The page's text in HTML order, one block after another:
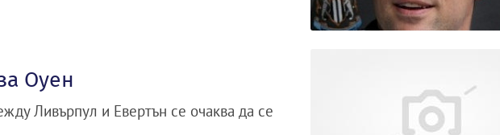
Оуен
Ливърпул и Евертън се очаква да се